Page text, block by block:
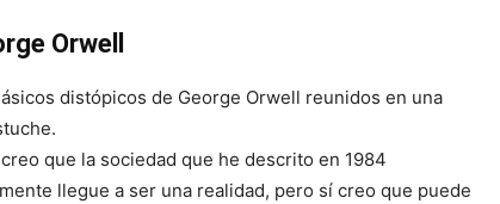
Orwell
distópicos de George Orwell reunidos en una
que la sociedad que he descrito en 1984
llegue a ser una realidad, pero sí creo que puede